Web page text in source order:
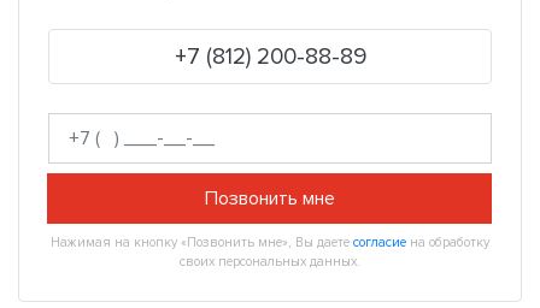
+7 (812) 200-88-89
Позвонить мне
Нажимая на кнопку «Позвонить мне», Вы даете согласие на обработку
своих персональных данных.